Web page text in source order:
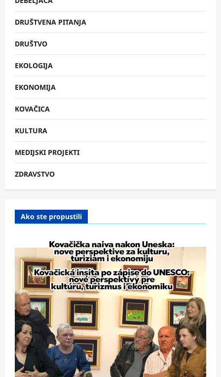
DRUŠTVENA PITANJA
DRUŠTVO
EKOLOGIJA
EKONOMIJA
KOVAČICA
KULTURA
MEDIJSKI PROJEKTI
ZDRAVSTVO
Ako ste propustili